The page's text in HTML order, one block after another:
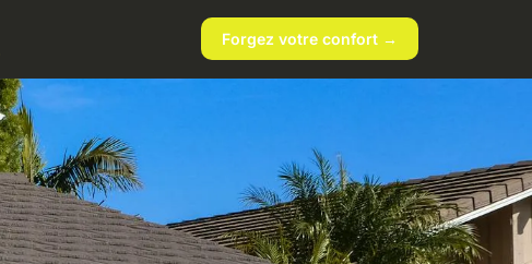
Forgez votre confort →